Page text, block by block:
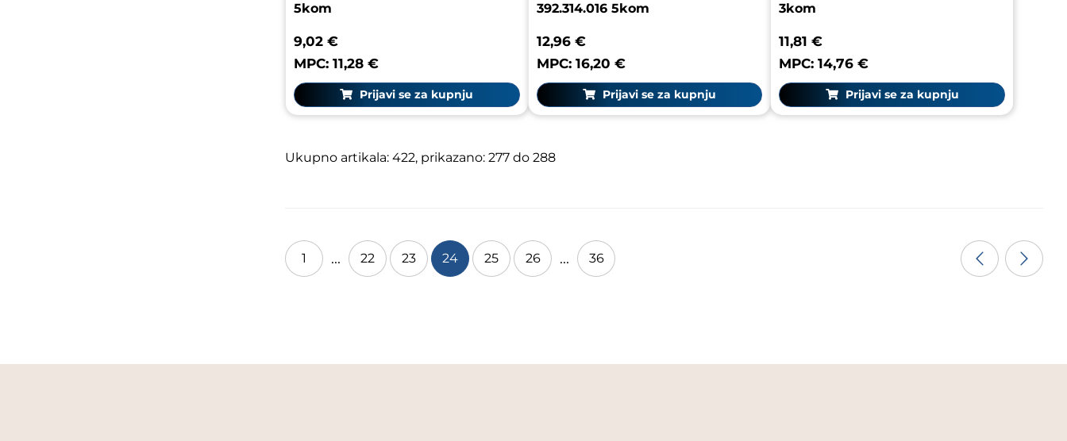
5kom
9,02 €
MPC: 11,28 €
Prijavi se za kupnju
392.314.016 5kom
12,96 €
MPC: 16,20 €
Prijavi se za kupnju
3kom
11,81 €
MPC: 14,76 €
Prijavi se za kupnju
Ukupno artikala: 422, prikazano: 277 do 288
1 ... 22 23 24 25 26 ... 36